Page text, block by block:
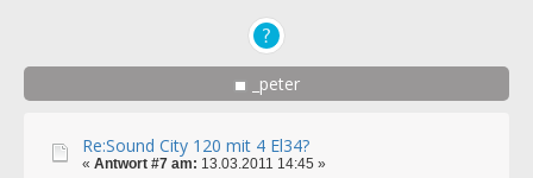
_peter
Re:Sound City 120 mit 4 El34?
« Antwort #7 am: 13.03.2011 14:45 »